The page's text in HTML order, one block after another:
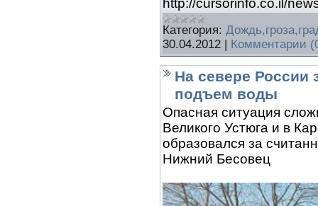
Категория:
30.04.2012 | Комментарии
На севере России
подъем воды
Опасная ситуация
Великого Устюга и в
образовался за
Нижний Бесовец